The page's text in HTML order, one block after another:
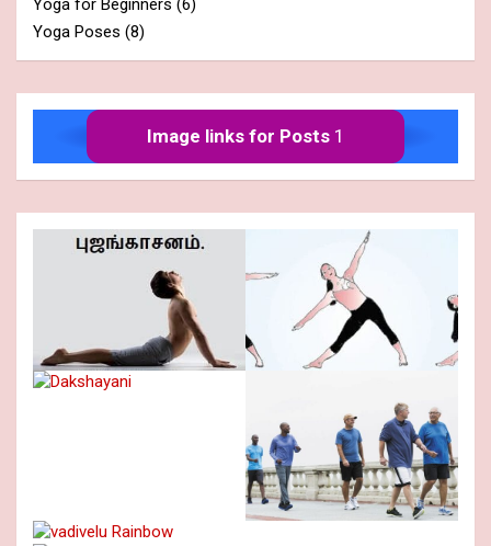
Yoga for Beginners (6)
Yoga Poses (8)
Image links for Posts 1